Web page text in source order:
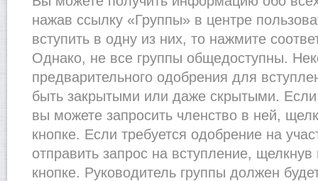
нажав ссылку «Группы» в центре
вступить в одну из них, то нажмите
Однако, не все группы общедоступны.
предварительного одобрения для
быть закрытыми или даже скрытыми. Если
вы можете запросить членство в ней,
кнопке. Если требуется одобрение на
отправить запрос на вступление,
кнопке. Руководитель группы должен